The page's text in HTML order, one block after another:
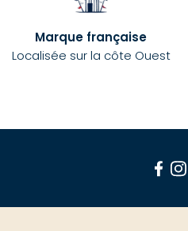
Marque française
Localisée sur la côte Ouest